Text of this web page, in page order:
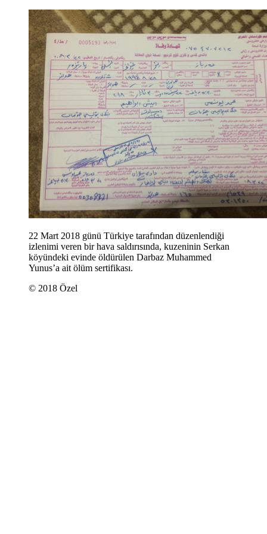
22 Mart 2018 günü Türkiye tarafından düzenlendiği
izlenimi veren bir hava saldırısında, kuzeninin Serkan
köyündeki evinde öldürülen Darbaz Muhammed
Yunus’a ait ölüm sertifikası.
© 2018 Özel